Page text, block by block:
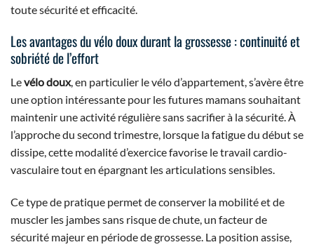
toute sécurité et efficacité.
Les avantages du vélo doux durant la grossesse : continuité et
sobriété de l’effort
Levélo doux, en particulier le vélo d’appartement, s’avère être
une option intéressante pour les futures mamans souhaitant
maintenir une activité régulière sans sacrifier à la sécurité. À
l’approche du second trimestre, lorsque la fatigue du début se
dissipe, cette modalité d’exercice favorise le travail cardio-
vasculaire tout en épargnant les articulations sensibles.
Ce type de pratique permet de conserver la mobilité et de
muscler les jambes sans risque de chute, un facteur de
sécurité majeur en période de grossesse. La position assise,